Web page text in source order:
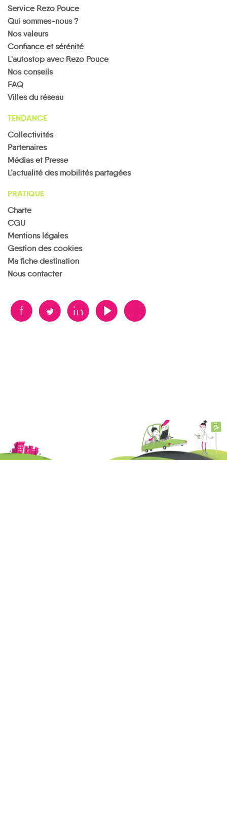
Service Rezo Pouce
Qui sommes-nous ?
Nos valeurs
Confiance et sérénité
L'autostop avec Rezo Pouce
Nos conseils
FAQ
Villes du réseau
TENDANCE
Collectivités
Partenaires
Médias et Presse
L’actualité des mobilités partagées
PRATIQUE
Charte
CGU
Mentions légales
Gestion des cookies
Ma fiche destination
Nous contacter
B A D F V